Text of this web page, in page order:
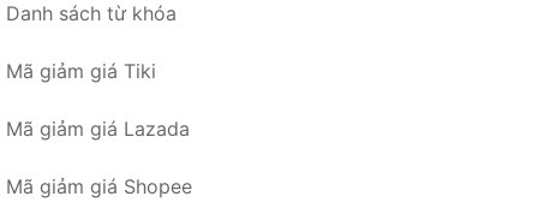
Danh sách từ khóa
Mã giảm giá Tiki
Mã giảm giá Lazada
Mã giảm giá Shopee